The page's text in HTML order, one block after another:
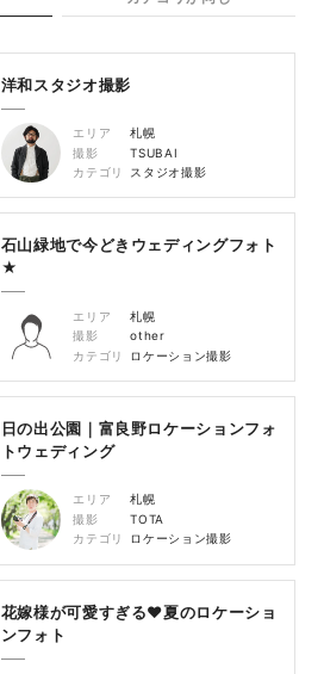
洋和スタジオ撮影
エリア
札幌
撮影
TSUBAI
カテゴリ
スタジオ撮影
石山緑地で今どきウェディングフォト
★
エリア
札幌
撮影
other
カテゴリ
ロケーション撮影
日の出公園｜富良野ロケーションフォ
トウェディング
エリア
札幌
撮影
TOTA
カテゴリ
ロケーション撮影
花嫁様が可愛すぎる♥夏のロケーショ
ンフォト